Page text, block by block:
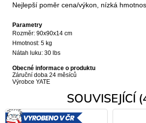
Nejlepší poměr cena/výkon, nízká
Parametry
Rozměr: 90x90x14 cm
Hmotnost: 5 kg
Nátah luku: 30 lbs
Obecné informace o produktu
Záruční doba 24 měsíců
Výrobce YATE
SOUVISEJÍCÍ